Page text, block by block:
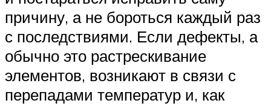
причину, а не бороться каждый раз
с последствиями. Если дефекты, а
обычно это растрескивание
элементов, возникают в связи с
перепадами температур и, как